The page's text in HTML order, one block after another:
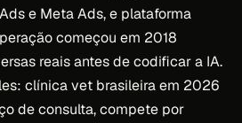
e Meta Ads, e plataforma
começou em 2018
reais antes de codificar a IA.
clínica vet brasileira em 2026
de consulta, compete por